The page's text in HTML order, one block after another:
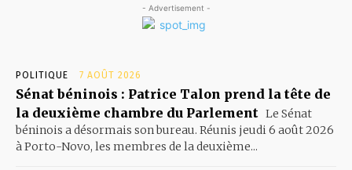
- Advertisement -
POLITIQUE 7 AOÛT 2026
Sénat béninois : Patrice Talon prend la tête de
la deuxième chambre du Parlement Le Sénat
béninois a désormais son bureau. Réunis jeudi 6 août 2026
à Porto-Novo, les membres de la deuxième...